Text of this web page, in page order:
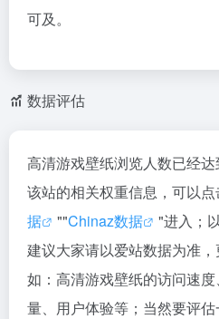
可及。
数据评估
高清游戏壁纸浏览人数已经
该站的相关权重信息，可以点
据
""Chinaz数据
"进入；
建议大家请以爱站数据为准
如：高清游戏壁纸的访问速
量、用户体验等；当然要评